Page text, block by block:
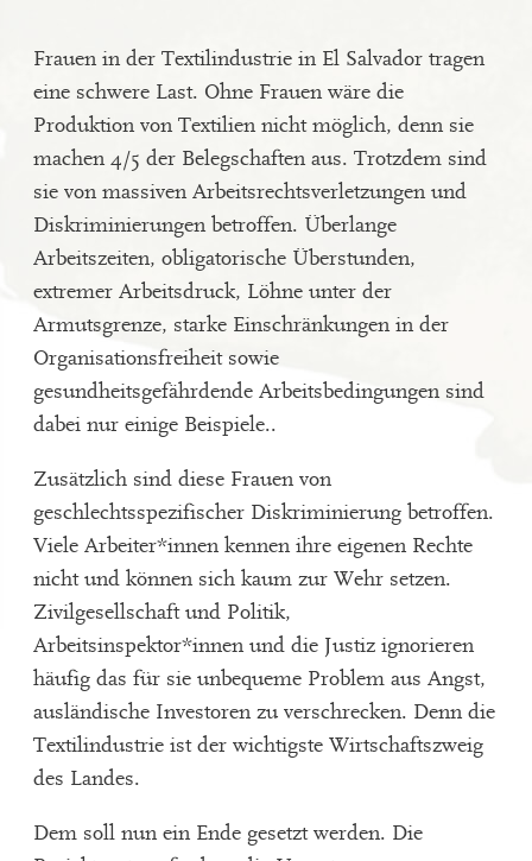
Frauen in der Textilindustrie in El Salvador tragen
eine schwere Last. Ohne Frauen wäre die
Produktion von Textilien nicht möglich, denn sie
machen 4/5 der Belegschaften aus. Trotzdem sind
sie von massiven Arbeitsrechtsverletzungen und
Diskriminierungen betroffen. Überlange
Arbeitszeiten, obligatorische Überstunden,
extremer Arbeitsdruck, Löhne unter der
Armutsgrenze, starke Einschränkungen in der
Organisationsfreiheit sowie
gesundheitsgefährdende Arbeitsbedingungen sind
dabei nur einige Beispiele..
Zusätzlich sind diese Frauen von
geschlechtsspezifischer Diskriminierung betroffen.
Viele Arbeiter*innen kennen ihre eigenen Rechte
nicht und können sich kaum zur Wehr setzen.
Zivilgesellschaft und Politik,
Arbeitsinspektor*innen und die Justiz ignorieren
häufig das für sie unbequeme Problem aus Angst,
ausländische Investoren zu verschrecken. Denn die
Textilindustrie ist der wichtigste Wirtschaftszweig
des Landes.
Dem soll nun ein Ende gesetzt werden. Die